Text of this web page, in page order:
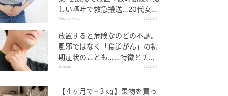
しい嘔吐で救急搬送…20代女性
を待ち受けていた“恐ろしい病
TRILL ニュース 2026.8.5
放置すると危険なのどの不調。
風邪ではなく「食道がん」の初
期症状のことも……特徴とチェ
ックポイント
All About 2026.8.5
【４ヶ月で−３kg】果物を買っ